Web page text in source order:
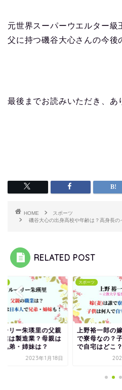
元世界スーパーウエルター級
父に持つ磯谷大心さんの今後
最後までお読みいただき、あ
HOME
スポーツ
磯谷大心の出身高校や年齢は？高身長の
RELATED POST
ーリー朱瑛里の父親
業は製造業？母親は
兄弟・姉妹は？
2023年1月18日
スポーツ
上野裕一郎の
で寮母なの？
で自宅はどこ？